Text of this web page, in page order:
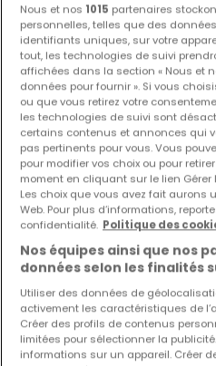
Appartement 2 chambresà
595 000 €
92 m² 2 1
Nous et nos 1015 partenaires
personnelles, telles que des
identifiants uniques, sur votre
tout, les technologies de suivi
affichées dans la section « Nous et
données pour fournir ». Si vous
ou que vous retirez votre
les technologies de suivi sont
certains contenus et annonces qui
pas pertinents pour vous. Vous
pour modifier vos choix ou pour
moment en cliquant sur le lien
Les choix que vous avez fait aurons
Web. Pour plus d’informations,
confidentialité. Politique des
Nos équipes ainsi que nos
données selon les finalités
Utiliser des données de
activement les caractéristiques de
Créer des profils de contenus
limitées pour sélectionner la
informations sur un appareil. Créer